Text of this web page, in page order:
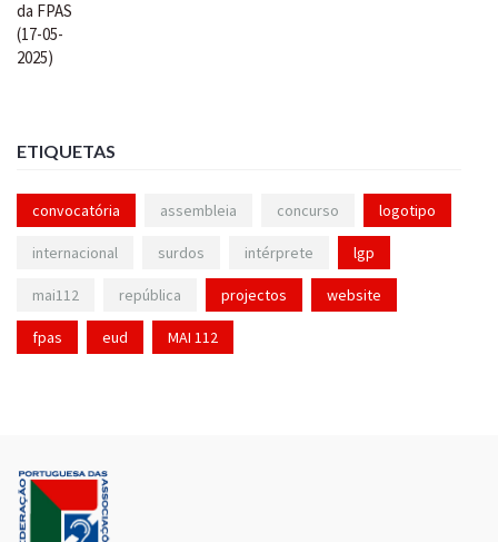
ETIQUETAS
convocatória assembleia concurso logotipo
internacional surdos intérprete lgp
mai112 república projectos website
fpas eud MAI 112